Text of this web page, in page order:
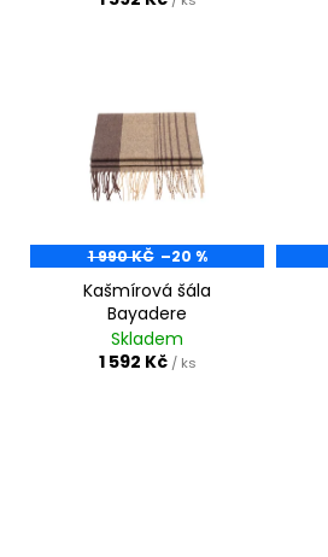
1 990 KČ –20 %
Kašmírová šála
Bayadere
Skladem
1 592 Kč / ks